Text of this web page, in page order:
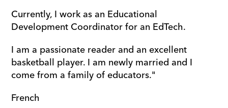
Currently, I work as an Educational
Development Coordinator for an EdTech.
I am a passionate reader and an excellent
basketball player. I am newly married and I
come from a family of educators."
French